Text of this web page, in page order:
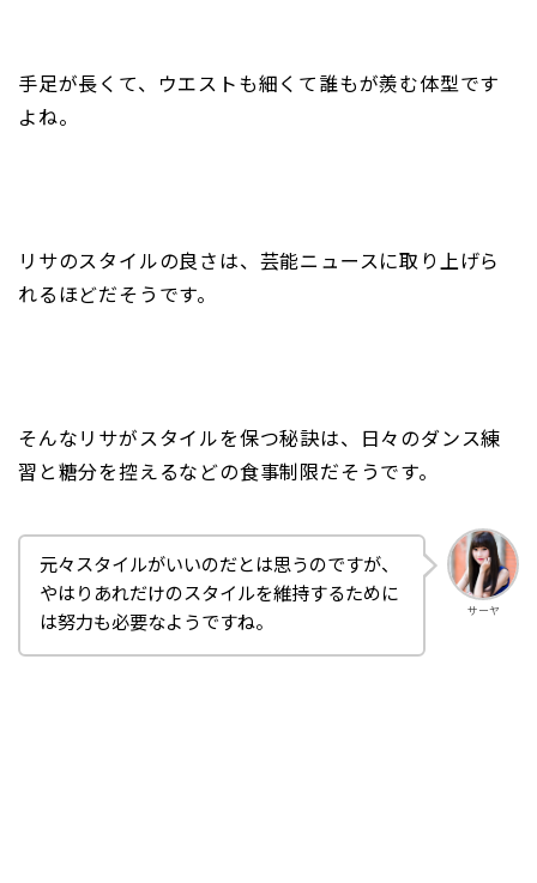
手足が長くて、ウエストも細くて誰もが羨む体型です
よね。
リサのスタイルの良さは、芸能ニュースに取り上げら
れるほどだそうです。
そんなリサがスタイルを保つ秘訣は、日々のダンス練
習と糖分を控えるなどの食事制限だそうです。
サーヤ
元々スタイルがいいのだとは思うのですが、
やはりあれだけのスタイルを維持するために
は努力も必要なようですね。